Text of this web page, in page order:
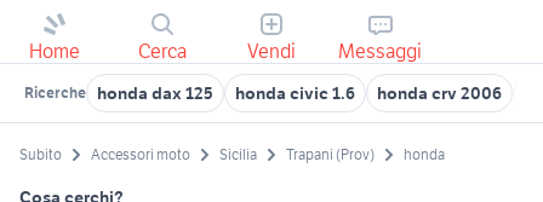
Home Cerca Vendi Messaggi
Ricerche honda dax 125 honda civic 1.6 honda crv 2006
Subito Accessori moto Sicilia Trapani (Prov) honda
Cosa cerchi?